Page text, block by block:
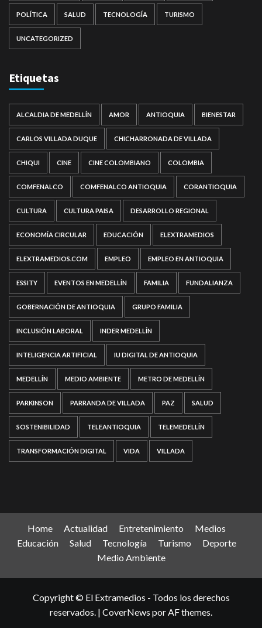
POLÍTICA SALUD TECNOLOGÍA TURISMO
UNCATEGORIZED
Etiquetas
ALCALDIA DE MEDELLÍN AMOR ANTIOQUIA BIENESTAR
CARLOS VILLADA DUQUE CHICHARRONADA DE VILLADA
CHIQUI CINE CINE COLOMBIANO COLOMBIA
COMFENALCO COMFENALCO ANTIOQUIA CORANTIOQUIA
CULTURA CULTURA PAISA DESARROLLO REGIONAL
ECONOMÍA CIRCULAR EDUCACIÓN ELEXTRAMEDIOS
ELEXTRAMEDIOS.COM EMPLEO EMPLEO EN ANTIOQUIA
ESSITY EVENTOS EN MEDELLÍN FAMILIA FUNDALIANZA
GOBERNACIÓN DE ANTIOQUIA GRUPO FAMILIA
INCLUSIÓN LABORAL INDER MEDELLÍN
INTELIGENCIA ARTIFICIAL IU DIGITAL DE ANTIOQUIA
MEDELLÍN MEDIO AMBIENTE METRO DE MEDELLÍN
PARKINSON PARRANDA DE VILLADA PAZ SALUD
SOSTENIBILIDAD TELEANTIOQUIA TELEMEDELLÍN
TRANSFORMACIÓN DIGITAL VIDA VILLADA
Home Actualidad Entretenimiento
Medios
Educación
Salud Tecnología Turismo
Deporte
Medio Ambiente
Copyright © El Extramedios - Todos los derechos
reservados. | CoverNews por AF themes.